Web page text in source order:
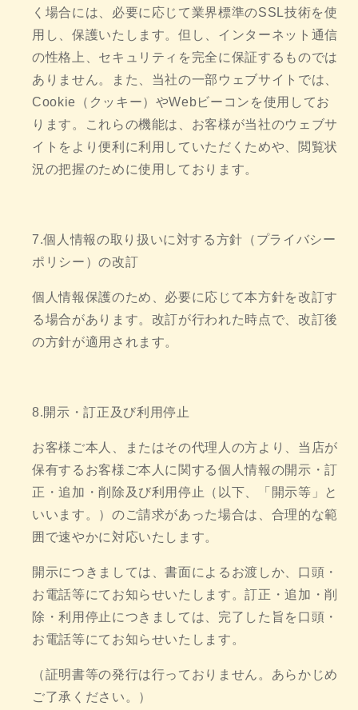
く場合には、必要に応じて業界標準のSSL技術を使
用し、保護いたします。但し、インターネット通信
の性格上、セキュリティを完全に保証するものでは
ありません。また、当社の一部ウェブサイトでは、
Cookie（クッキー）やWebビーコンを使用してお
ります。これらの機能は、お客様が当社のウェブサ
イトをより便利に利用していただくためや、閲覧状
況の把握のために使用しております。
7.個人情報の取り扱いに対する方針（プライバシー
ポリシー）の改訂
個人情報保護のため、必要に応じて本方針を改訂す
る場合があります。改訂が行われた時点で、改訂後
の方針が適用されます。
8.開示・訂正及び利用停止
お客様ご本人、またはその代理人の方より、当店が
保有するお客様ご本人に関する個人情報の開示・訂
正・追加・削除及び利用停止（以下、「開示等」と
いいます。）のご請求があった場合は、合理的な範
囲で速やかに対応いたします。
開示につきましては、書面によるお渡しか、口頭・
お電話等にてお知らせいたします。訂正・追加・削
除・利用停止につきましては、完了した旨を口頭・
お電話等にてお知らせいたします。
（証明書等の発行は行っておりません。あらかじめ
ご了承ください。）